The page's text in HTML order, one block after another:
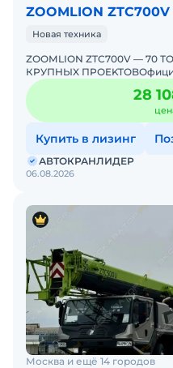
ZOOMLION ZTC700V
Новая техника
ZОOМLION ZTC700V — 70
КPУПHЫX
ZООМLIONДоставкa в
учeтa доcтавки (цен
28
Купить в лизинг
06.08.2026
АВТОКРАНЛИДЕР
Москва и ещё 14 городов